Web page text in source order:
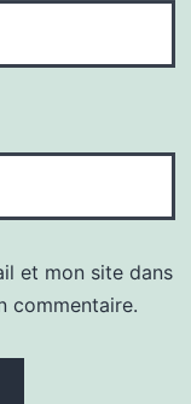
et mon site dans
commentaire.